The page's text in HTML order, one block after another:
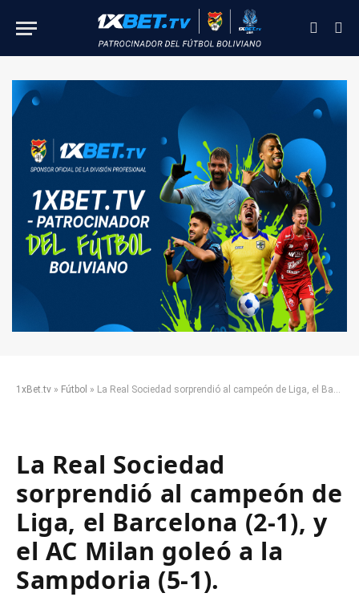
1xBet.tv » Fútbol » La Real Sociedad sorprendió al campeón de Liga, el Barcelona (2-1), y el AC Milan goleó a la Sampdoria (5-1).
La Real Sociedad
sorprendió al campeón de
Liga, el Barcelona (2-1), y
el AC Milan goleó a la
Sampdoria (5-1).